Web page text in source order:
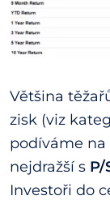
Většina
zisk (viz
podíváme na
nejdražší s P/
Investoři do